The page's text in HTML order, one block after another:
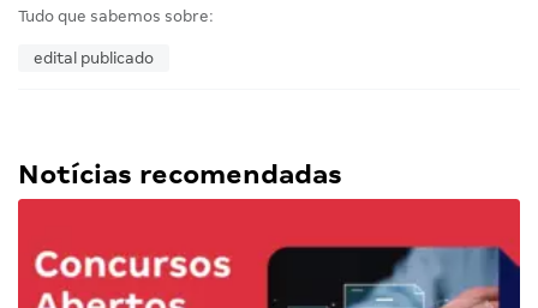
Tudo que sabemos sobre:
edital publicado
Notícias recomendadas